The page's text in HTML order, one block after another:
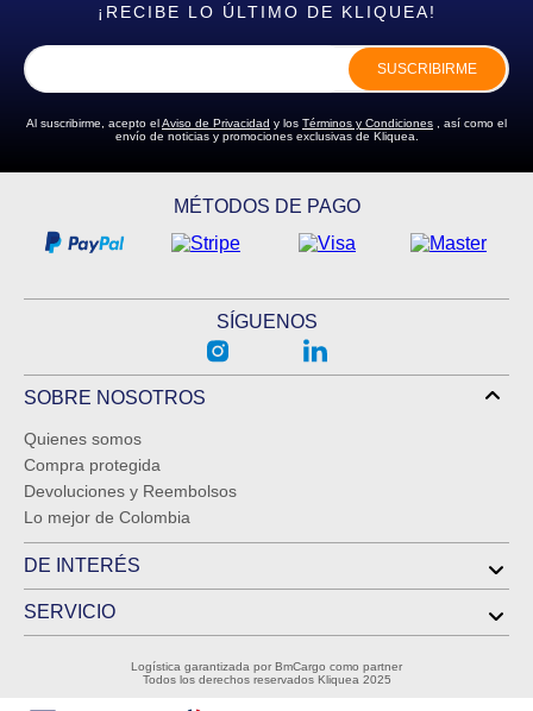
¡RECIBE LO ÚLTIMO DE KLIQUEA!
SUSCRIBIRME
Al suscribirme, acepto elAviso de Privacidad y los Términos y Condiciones , así como el
envío de noticias y promociones exclusivas de Kliquea.
MÉTODOS DE PAGO
SÍGUENOS
SOBRE NOSOTROS
Quienes somos
Compra protegida
Devoluciones y Reembolsos
Lo mejor de Colombia
DE INTERÉS
SERVICIO
Logística garantizada por BmCargo como partner
Todos los derechos reservados Kliquea 2025